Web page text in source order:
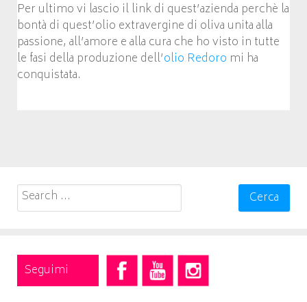
Per ultimo vi lascio il link di quest’azienda perchè la
bontà di quest’olio extravergine di oliva unita alla
passione, all’amore e alla cura che ho visto in tutte
le fasi della produzione dell’olio Redoro mi ha
conquistata.
Search
for:
Seguimi